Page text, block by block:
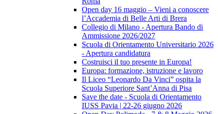
Open day 16 maggio – Vieni a conoscere
l’Accademia di Belle Arti di Brera
Collegio di Milano - Apertura Bando di
Ammissione 2026/2027
Scuola di Orientamento Universitario 2026
- Apertura candidatura
Costruisci il tuo presente in Europa!
Europa: formazione, istruzione e lavoro
Il Liceo “Leonardo Da Vinci” ospita la
Scuola Superiore Sant’Anna di Pisa
Save the date - Scuola di Orientamento
IUSS Pavia | 22-26 giugno 2026